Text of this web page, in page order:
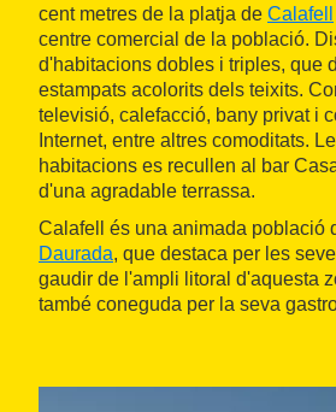
cent metres de la platja de Calafell
centre comercial de la població.
d'habitacions dobles i triples, que
estampats acolorits dels teixits.
televisió, calefacció, bany privat i
Internet, entre altres comoditats.
habitacions es recullen al bar
d'una agradable terrassa.
Calafell és una animada població
Daurada, que destaca per les
gaudir de l'ampli litoral d'aquesta
també coneguda per la seva